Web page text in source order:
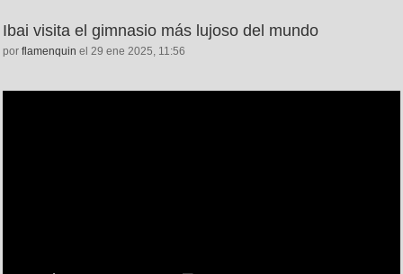
Ibai visita el gimnasio más lujoso del mundo
por flamenquin el 29 ene 2025, 11:56